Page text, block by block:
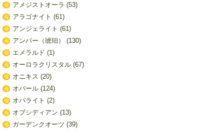
アメジストオーラ (53)
アラゴナイト (61)
アンジェライト (61)
アンバー（琥珀）
(130)
エメラルド (1)
オーロラクリスタル(67)
オニキス (20)
オパール(124)
オパライト (2)
オブシディアン (13)
ガーデンクオーツ (39)